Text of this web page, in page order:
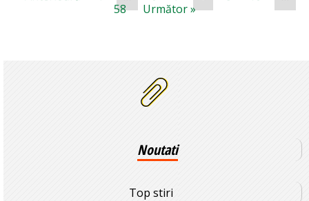
58
Următor »
Noutati
Top stiri